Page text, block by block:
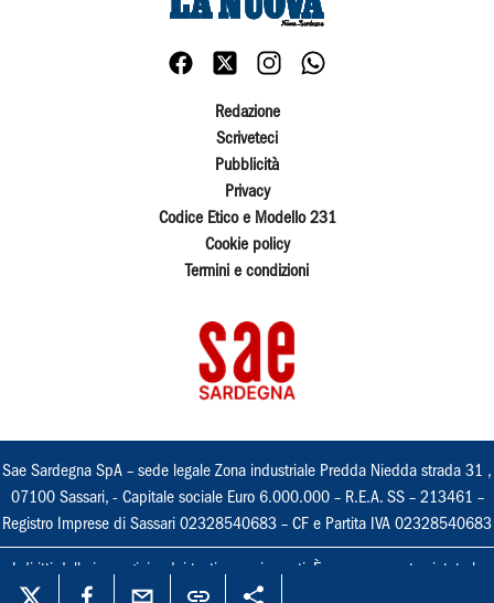
Redazione
Scriveteci
Pubblicità
Privacy
Codice Etico e Modello 231
Cookie policy
Termini e condizioni
Sae Sardegna SpA – sede legale Zona industriale Predda Niedda strada 31 ,
07100 Sassari, - Capitale sociale Euro 6.000.000 – R.E.A. SS – 213461 –
Registro Imprese di Sassari 02328540683 – CF e Partita IVA 02328540683
I diritti delle immagini e dei testi sono riservati. È espressamente vietata la
loro riproduzione con qualsiasi mezzo e l'adattamento totale o parziale.